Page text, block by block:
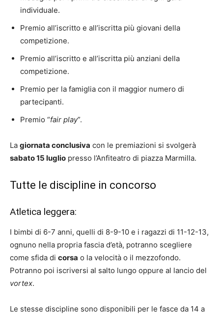
individuale.
Premio all’iscritto e all’iscritta più giovani della
competizione.
Premio all’iscritto e all’iscritta più anziani della
competizione.
Premio per la famiglia con il maggior numero di
partecipanti.
Premio “fair play”.
La giornata conclusiva con le premiazioni si svolgerà
sabato 15 luglio presso l’Anfiteatro di piazza Marmilla.
Tutte le discipline in concorso
Atletica leggera:
I bimbi di 6-7 anni, quelli di 8-9-10 e i ragazzi di 11-12-13,
ognuno nella propria fascia d’età, potranno scegliere
come sfida di corsa o la velocità o il mezzofondo.
Potranno poi iscriversi al salto lungo oppure al lancio del
vortex.
Le stesse discipline sono disponibili per le fasce da 14 a